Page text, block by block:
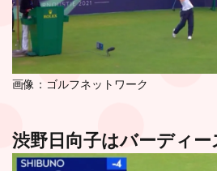
画像：ゴルフネットワーク
渋野日向子はバーディー